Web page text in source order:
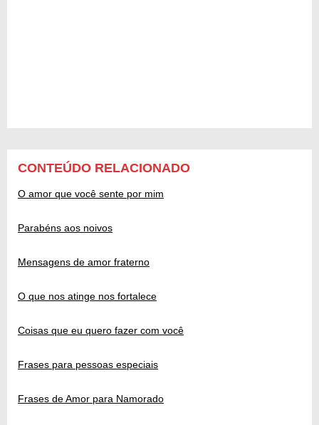
CONTEÚDO RELACIONADO
O amor que você sente por mim
Parabéns aos noivos
Mensagens de amor fraterno
O que nos atinge nos fortalece
Coisas que eu quero fazer com você
Frases para pessoas especiais
Frases de Amor para Namorado